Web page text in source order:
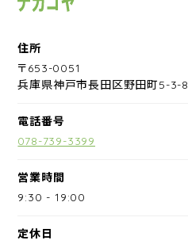
住所
〒653-0051
兵庫県神戸市長田区野田町5-3-8
電話番号
078-739-3399
営業時間
9:30 -19:00
定休日